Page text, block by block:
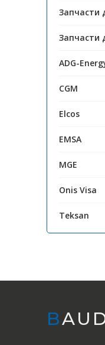
Запчасти
Запчасти
ADG-
CGM
Elcos
EMSA
MGE
Onis Visa
Teksan